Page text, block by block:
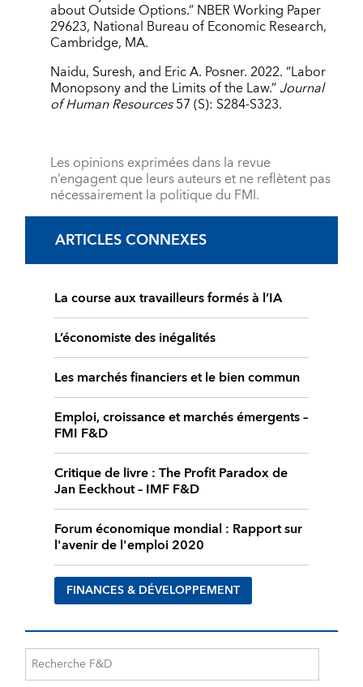
about Outside Options.” NBER Working Paper
29623, National Bureau of Economic Research,
Cambridge, MA.
Naidu, Suresh, and Eric A. Posner. 2022. “Labor
Monopsony and the Limits of the Law.”Journal
of Human Resources57 (S): S284-S323.
Les opinions exprimées dans la revue
n’engagent que leurs auteurs et ne reflètent pas
nécessairement la politique du FMI.
ARTICLES CONNEXES
La course aux travailleurs formés à l’IA
L’économiste des inégalités
Les marchés financiers et le bien commun
Emploi, croissance et marchés émergents –
FMI F&D
Critique de livre : The Profit Paradox de
Jan Eeckhout – IMF F&D
Forum économique mondial : Rapport sur
l'avenir de l'emploi 2020
FINANCES & DÉVELOPPEMENT